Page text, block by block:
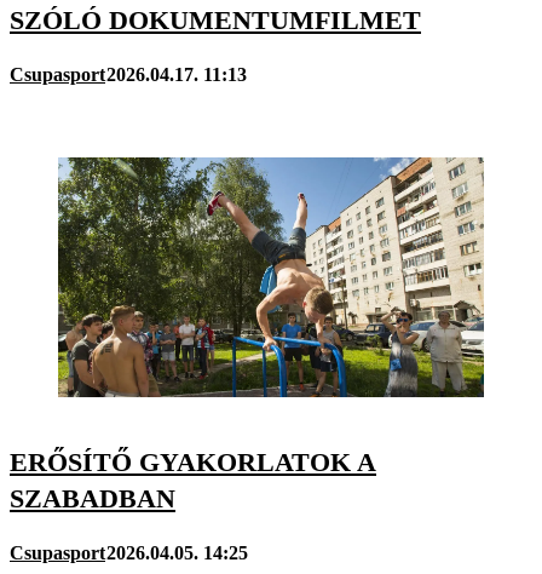
SZÓLÓ DOKUMENTUMFILMET
Csupasport2026.04.17. 11:13
ERŐSÍTŐ GYAKORLATOK A
SZABADBAN
Csupasport2026.04.05. 14:25